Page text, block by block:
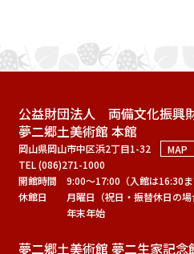
公益財団法人 両備文化振興
夢二郷土美術館 本館
岡山県岡山市中区浜2丁目1-32
MAP
TEL (086)271-1000
開館時間
9:00～17:00（入館は16:30ま
休館日
月曜日（祝日・振替休日の場
年末年始
夢二郷土美術館 夢二生家記念